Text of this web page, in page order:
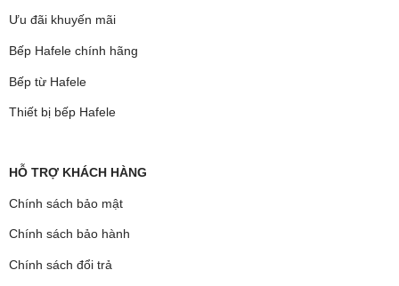
Ưu đãi khuyến mãi
Bếp Hafele chính hãng
Bếp từ Hafele
Thiết bị bếp Hafele
HỖ TRỢ KHÁCH HÀNG
Chính sách bảo mật
Chính sách bảo hành
Chính sách đổi trả